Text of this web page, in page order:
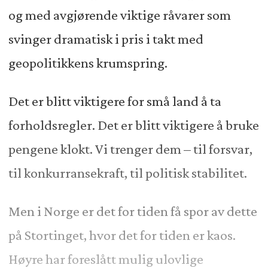
og med avgjørende viktige råvarer som
svinger dramatisk i pris i takt med
geopolitikkens krumspring.
Det er blitt viktigere for små land å ta
forholdsregler. Det er blitt viktigere å bruke
pengene klokt. Vi trenger dem – til forsvar,
til konkurransekraft, til politisk stabilitet.
Men i Norge er det for tiden få spor av dette
på Stortinget, hvor det for tiden er kaos.
Høyre har foreslått mulig ulovlige